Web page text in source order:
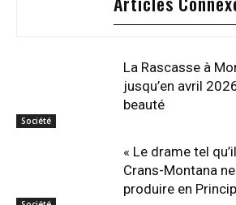
Société
La Rascasse à
jusqu’en avril
beauté
« Le drame tel
Crans-Montana
produire en